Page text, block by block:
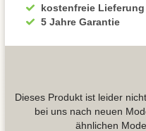
kostenfreie Lieferung
5 Jahre Garantie
Dieses Produkt ist leider
bei uns nach neuen
ähnlichen